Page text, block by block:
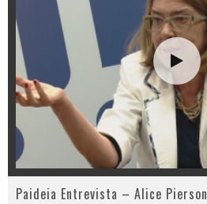
Paideia Entrevista – Alice Pierson